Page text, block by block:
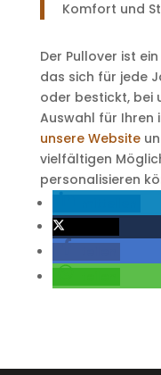
Komfort und
Der Pullover ist
das sich für jede
oder bestickt, bei
Auswahl für Ihren
unsere Website
vielfältigen
personalisieren